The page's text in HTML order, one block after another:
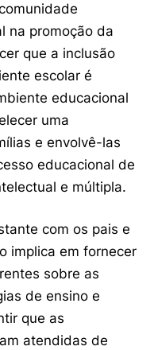
na promoção da
que a inclusão
escolar é
educacional
uma
e envolvê-las
educacional de
e múltipla.
com os pais e
implica em fornecer
sobre as
de ensino e
que as
atendidas de